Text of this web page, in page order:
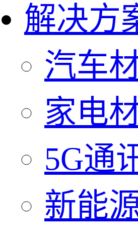
解决方
汽车
家电
5G通
新能